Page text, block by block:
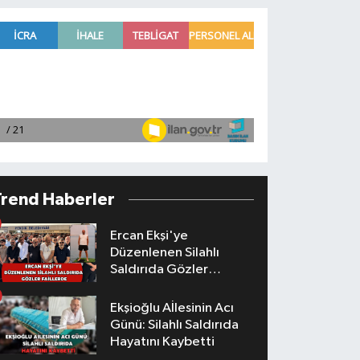
Haberler
Ercan Ekşi'ye
Düzenlenen Silahlı
Saldırıda Gözler
Ekşioğlu Aİlesinin Acı
Günü: Silahlı Saldırıda
Hayatını Kaybetti